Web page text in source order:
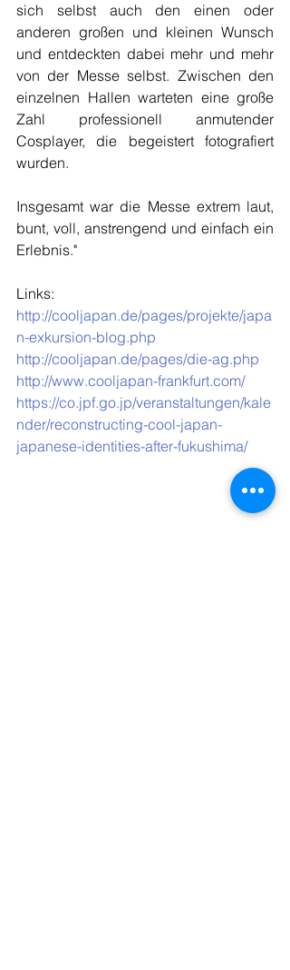
sich selbst auch den einen oder
anderen großen und kleinen Wunsch
und entdeckten dabei mehr und mehr
von der Messe selbst. Zwischen den
einzelnen Hallen warteten eine große
Zahl professionell anmutender
Cosplayer, die begeistert fotografiert
wurden.
Insgesamt war die Messe extrem laut,
bunt, voll, anstrengend und einfach ein
Erlebnis."
Links:
http://cooljapan.de/pages/projekte/japa
n-exkursion-blog.php
http://cooljapan.de/pages/die-ag.php
http://www.cooljapan-frankfurt.com/
https://co.jpf.go.jp/veranstaltungen/kale
nder/reconstructing-cool-japan-
japanese-identities-after-fukushima/